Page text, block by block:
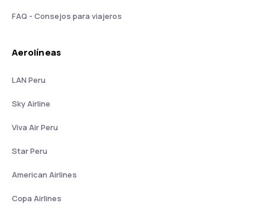
FAQ - Consejos para viajeros
Aerolíneas
LAN Peru
Sky Airline
Viva Air Peru
Star Peru
American Airlines
Copa Airlines